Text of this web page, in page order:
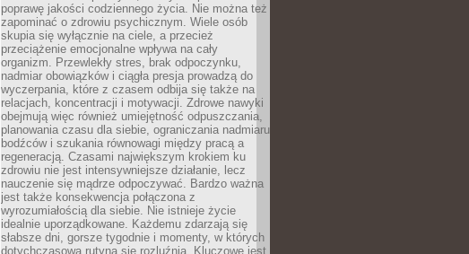
poprawę jakości codziennego życia. Nie można też
zapominać o zdrowiu psychicznym. Wiele osób
skupia się wyłącznie na ciele, a przecież
przeciążenie emocjonalne wpływa na cały
organizm. Przewlekły stres, brak odpoczynku,
nadmiar obowiązków i ciągła presja prowadzą do
wyczerpania, które z czasem odbija się także na
relacjach, koncentracji i motywacji. Zdrowe nawyki
obejmują więc również umiejętność odpuszczania,
planowania czasu dla siebie, ograniczania nadmiaru
bodźców i szukania równowagi między pracą a
regeneracją. Czasami największym krokiem ku
zdrowiu nie jest intensywniejsze działanie, lecz
nauczenie się mądrze odpoczywać. Bardzo ważna
jest także konsekwencja połączona z
wyrozumiałością dla siebie. Nie istnieje życie
idealnie uporządkowane. Każdemu zdarzają się
słabsze dni, gorsze tygodnie i momenty, w których
dotychczasowa rutyna się rozluźnia. Kluczowe jest